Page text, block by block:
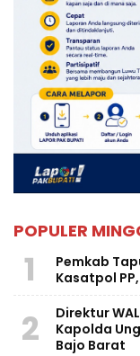
POPULER
1
Pemkab
Kasatpol
2
Direktur
Kapolda
Bajo Barat